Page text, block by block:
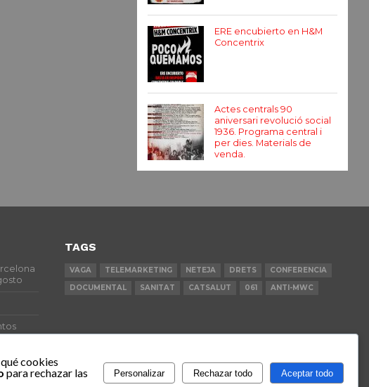
ERE encubierto en H&M
Concentrix
Actes centrals 90
aniversari revolució social
1936. Programa central i
per dies. Materials de
venda.
TAGS
VAGA TELEMARKETING NETEJA DRETS
CONFERENCIA
DOCUMENTAL
SANITAT CATSALUT 061 ANTI-MWC
cookies
para rechazar las
Personalizar Rechazar todo Aceptar todo